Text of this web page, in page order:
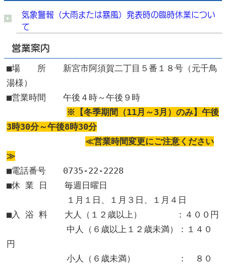
気象警報（大雨または暴風）発表時の臨時休業につい
て
営業案内
■場 所 新宮市阿須賀二丁目５番１８号（元千鳥
湯様）
■営業時間 午後４時～午後９時
※【冬季期間（11月～3月）のみ】午後
3時30分～午後8時30分
≪営業時間変更にご注意ください
≫
■電話番号 0735-22-2228
■休 業 日 毎週日曜日
１月１日、１月３日、１月４日
■入 浴 料 大人（１２歳以上） ：４００円
中人（６歳以上１２歳未満）：１４０
円
小人（６歳未満） ： ８０